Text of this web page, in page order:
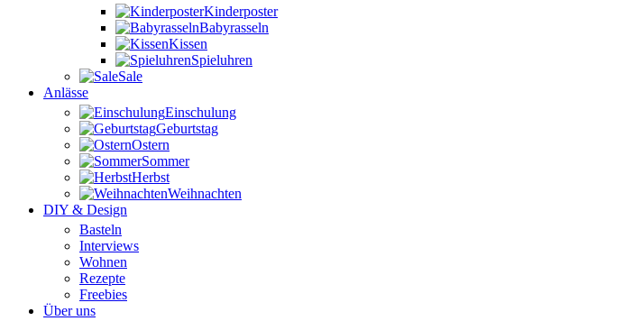
Kinderposter
Babyrasseln
Kissen
Spieluhren
Sale
Anlässe
Einschulung
Geburtstag
Ostern
Sommer
Herbst
Weihnachten
DIY & Design
Basteln
Interviews
Wohnen
Rezepte
Freebies
Über uns